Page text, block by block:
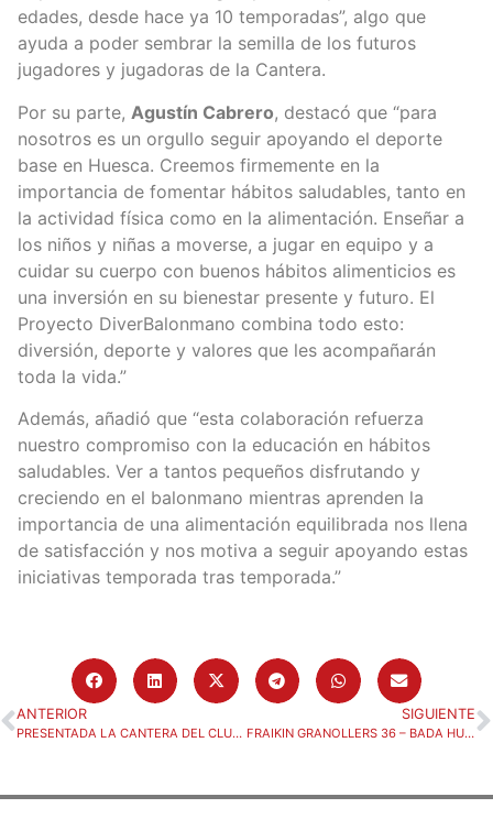
edades, desde hace ya 10 temporadas”, algo que
ayuda a poder sembrar la semilla de los futuros
jugadores y jugadoras de la Cantera.
Por su parte, Agustín Cabrero, destacó que “para
nosotros es un orgullo seguir apoyando el deporte
base en Huesca. Creemos firmemente en la
importancia de fomentar hábitos saludables, tanto en
la actividad física como en la alimentación. Enseñar a
los niños y niñas a moverse, a jugar en equipo y a
cuidar su cuerpo con buenos hábitos alimenticios es
una inversión en su bienestar presente y futuro. El
Proyecto DiverBalonmano combina todo esto:
diversión, deporte y valores que les acompañarán
toda la vida.”
Además, añadió que “esta colaboración refuerza
nuestro compromiso con la educación en hábitos
saludables. Ver a tantos pequeños disfrutando y
creciendo en el balonmano mientras aprenden la
importancia de una alimentación equilibrada nos llena
de satisfacción y nos motiva a seguir apoyando estas
iniciativas temporada tras temporada.”
ANTERIOR
PRESENTADA LA CANTERA DEL CLUB BALONMANO HUESCA 25/26
SIGUIENTE
FRAIKIN GRANOLLERS 36 – BADA HUESCA 29